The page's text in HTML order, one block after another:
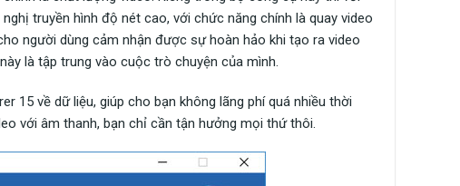
truyền hình độ nét cao, với chức năng chính là quay video
người dùng cảm nhận được sự hoàn hảo khi tạo ra video
là tập trung vào cuộc trò chuyện của mình.
15 về dữ liệu, giúp cho bạn không lãng phí quá nhiều thời
với âm thanh, bạn chỉ cần tận hưởng mọi thứ thôi.